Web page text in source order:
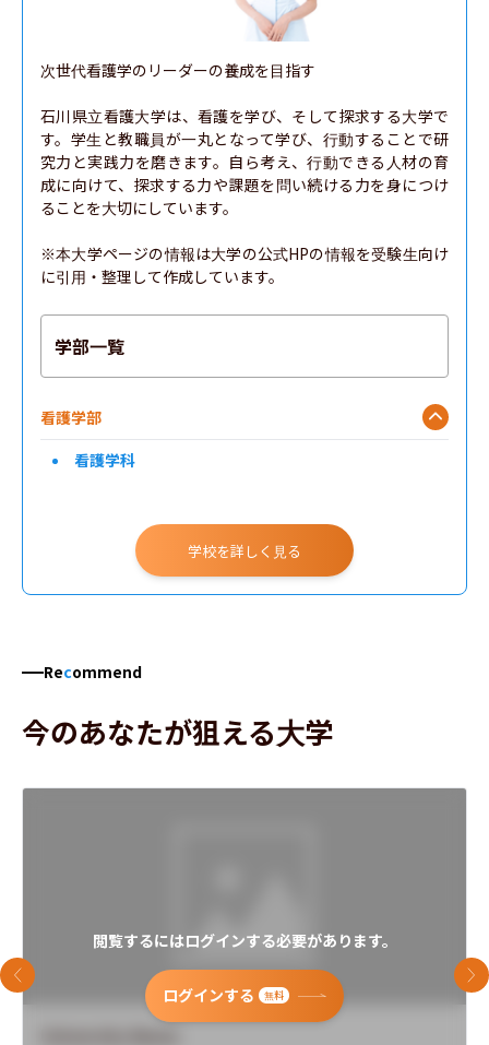
次世代看護学のリーダーの養成を目指す
石川県立看護大学は、看護を学び、そして探求する大学で
す。学生と教職員が一丸となって学び、行動することで研
究力と実践力を磨きます。自ら考え、行動できる人材の育
成に向けて、探求する力や課題を問い続ける力を身につけ
ることを大切にしています。
※本大学ページの情報は大学の公式HPの情報を受験生向け
に引用・整理して作成しています。
学部一覧
看護学部
看護学科
学校を詳しく見る
Recommend
今のあなたが狙える大学
閲覧するにはログインする必要があります。
ログインする 無料
前のスライド 次